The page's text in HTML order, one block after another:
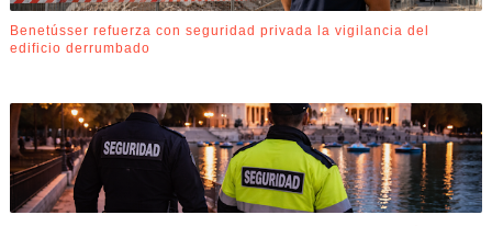
Benetússer refuerza con seguridad privada la vigilancia del
edificio derrumbado